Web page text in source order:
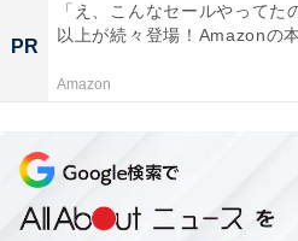
メーカー
バンダイ
2026年6月
PR
「え、こんなセールやってた
以上が続々登場！Amazonの
Amazon